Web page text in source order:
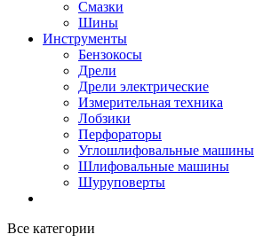
Смазки
Шины
Инструменты
Бензокосы
Дрели
Дрели электрические
Измерительная техника
Лобзики
Перфораторы
Углошлифовальные машины
Шлифовальные машины
Шуруповерты
Все категории